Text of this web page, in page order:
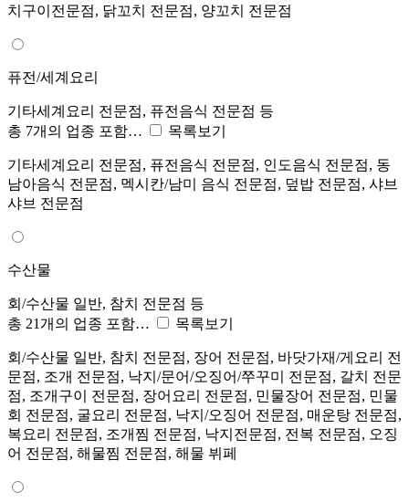
치구이전문점, 닭꼬치 전문점, 양꼬치 전문점
퓨전/세계요리
기타세계요리 전문점, 퓨전음식 전문점 등
총 7개의 업종 포함…
목록보기
기타세계요리 전문점, 퓨전음식 전문점, 인도음식 전문점, 동
남아음식 전문점, 멕시칸/남미 음식 전문점, 덮밥 전문점, 샤브
샤브 전문점
수산물
회/수산물 일반, 참치 전문점 등
총 21개의 업종 포함…
목록보기
회/수산물 일반, 참치 전문점, 장어 전문점, 바닷가재/게요리 전
문점, 조개 전문점, 낙지/문어/오징어/쭈꾸미 전문점, 갈치 전문
점, 조개구이 전문점, 장어요리 전문점, 민물장어 전문점, 민물
회 전문점, 굴요리 전문점, 낙지/오징어 전문점, 매운탕 전문점,
복요리 전문점, 조개찜 전문점, 낙지전문점, 전복 전문점, 오징
어 전문점, 해물찜 전문점, 해물 뷔페